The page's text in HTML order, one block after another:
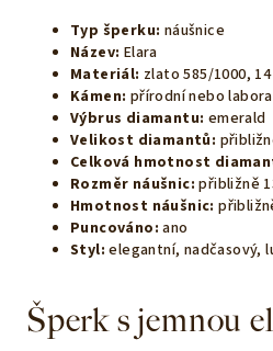
Typ šperku: náušnice
Název: Elara
Materiál: zlato 585/1000,
Kámen: přírodní nebo
Výbrus diamantu: emerald
Velikost diamantů:
Celková hmotnost
Rozměr náušnic: přibližně
Hmotnost náušnic:
Puncováno: ano
Styl: elegantní, nadčasový,
Šperk s jemnou